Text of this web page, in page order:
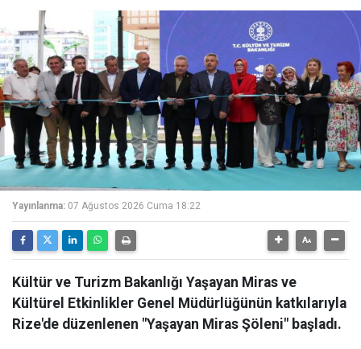
Yayınlanma: 07 Ağustos 2026 Cuma 18:22
Kültür ve Turizm Bakanlığı Yaşayan Miras ve
Kültürel Etkinlikler Genel Müdürlüğünün katkılarıyla
Rize'de düzenlenen "Yaşayan Miras Şöleni" başladı.